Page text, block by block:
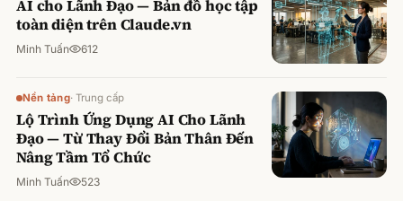
AI cho Lãnh Đạo — Bản đồ học tập
toàn diện trên Claude.vn
Minh Tuấn 612
Nền tảng· Trung cấp
Lộ Trình Ứng Dụng AI Cho Lãnh
Đạo — Từ Thay Đổi Bản Thân Đến
Nâng Tầm Tổ Chức
Minh Tuấn 523